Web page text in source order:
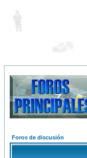
Foros de discusión